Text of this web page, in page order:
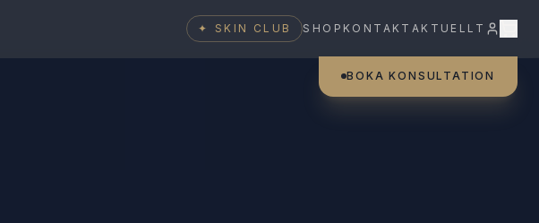
✦ SKIN CLUB SHOP KONTAKT AKTUELLT
BOKA KONSULTATION